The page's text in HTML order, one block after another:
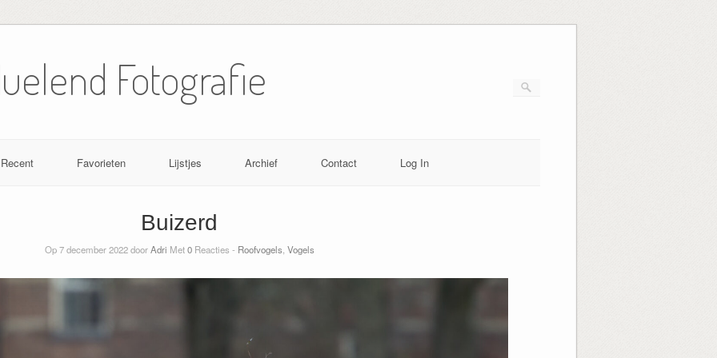
Fotografie
Recent Favorieten Lijstjes Archief Contact Log In
Buizerd
Op 7 december 2022 doorAdri Met0Reacties - Roofvogels Vogels